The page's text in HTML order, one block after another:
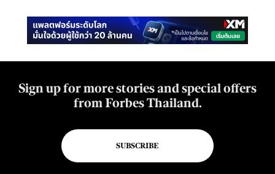
Sign up for more stories and special offers
from Forbes Thailand.
SUBSCRIBE